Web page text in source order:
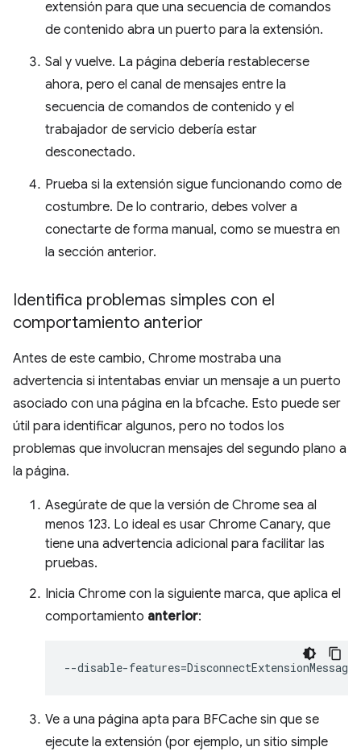
extensión para que una secuencia de comandos
de contenido abra un puerto para la extensión.
Sal y vuelve. La página debería restablecerse
ahora, pero el canal de mensajes entre la
secuencia de comandos de contenido y el
trabajador de servicio debería estar
desconectado.
Prueba si la extensión sigue funcionando como de
costumbre. De lo contrario, debes volver a
conectarte de forma manual, como se muestra en
la sección anterior.
Identifica problemas simples con el
comportamiento anterior
Antes de este cambio, Chrome mostraba una
advertencia si intentabas enviar un mensaje a un puerto
asociado con una página en la bfcache. Esto puede ser
útil para identificar algunos, pero no todos los
problemas que involucran mensajes del segundo plano a
la página.
Asegúrate de que la versión de Chrome sea al
menos 123. Lo ideal es usar Chrome Canary, que
tiene una advertencia adicional para facilitar las
pruebas.
Inicia Chrome con la siguiente marca, que aplica el
comportamiento anterior:
--disable-features=
Ve a una página apta para BFCache sin que se
ejecute la extensión (por ejemplo, un sitio simple